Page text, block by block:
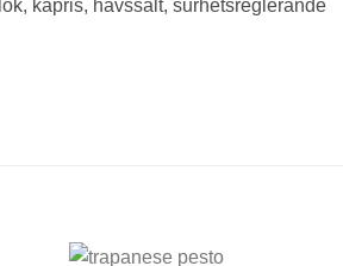
kapris, havssalt, surhetsreglerande